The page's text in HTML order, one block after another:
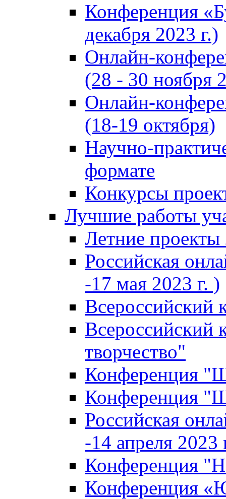
Конференция
декабря 2023 г.)
Онлайн-
(28 - 30 ноября
Онлайн-
(18-19 октября)
Научно-
формате
Конкурсы
Лучшие работы
Летние проекты
Российская
-17 мая 2023 г. )
Всероссийский
Всероссийский
творчество"
Конференция
Конференция
Российская
-14 апреля 2023
Конференция
Конференция